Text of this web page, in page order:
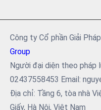
Công ty Cổ phần Giải
Group
Người đại diện theo pháp
02437558453 Email:
Địa chỉ: Tầng 6, tòa nhà
Giấy, Hà Nội, Việt Nam